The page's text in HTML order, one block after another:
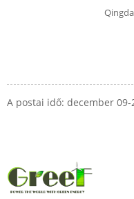
A postai idő: december 09-